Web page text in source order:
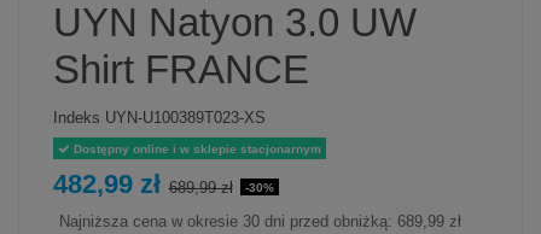
UYN Natyon 3.0 UW
Shirt FRANCE
Indeks UYN-U100389T023-XS
Dostępny online i w sklepie stacjonarnym
482,99 zł 689,99 zł -30%
Najniższa cena w okresie 30 dni przed obniżką: 689,99 zł